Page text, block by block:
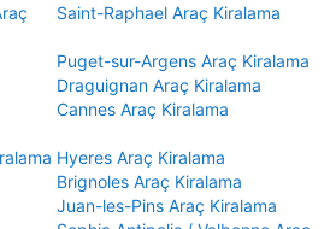
Saint-Raphael Araç Kiralama
Puget-sur-Argens Araç Kiralama
Draguignan Araç Kiralama
Cannes Araç Kiralama
Hyeres Araç Kiralama
Brignoles Araç Kiralama
Juan-les-Pins Araç Kiralama